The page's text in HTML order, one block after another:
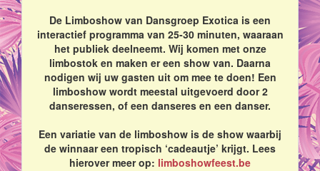
De Limboshow van Dansgroep Exotica is een
interactief programma van 25-30 minuten, waaraan
het publiek deelneemt. Wij komen met onze
limbostok en maken er een show van. Daarna
nodigen wij uw gasten uit om mee te doen! Een
limboshow wordt meestal uitgevoerd door 2
danseressen, of een danseres en een danser.
Een variatie van de limboshow is de show waarbij
de winnaar een tropisch ‘cadeautje’ krijgt. Lees
hierover meer op: limboshowfeest.be